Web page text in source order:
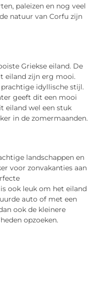
paleizen en nog veel
natuur van Corfu zijn
Griekse eiland. De
eiland zijn erg mooi.
idyllische stijl.
geeft dit een mooi
eiland wel een stuk
in de zomermaanden.
landschappen en
voor zonvakanties aan
ook leuk om het eiland
auto of met een
ook de kleinere
opzoeken.